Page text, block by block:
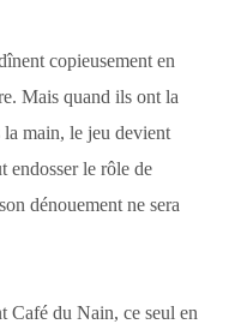
copieusement en
Mais quand ils ont la
la main, le jeu devient
endosser le rôle de
dénouement ne sera
Café du Nain, ce seul en